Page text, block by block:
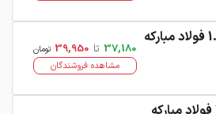
37,180 تا 39,950 تومان
مشاهده فروشندگان